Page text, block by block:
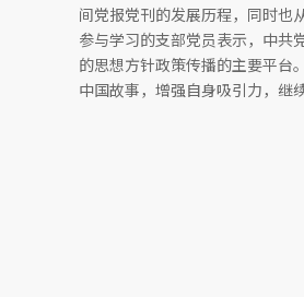
间党报党刊的发展历程，同时
参与学习的支部党员表示，中共
的思想方针政策传播的主要平台
中国故事，增强自身吸引力，继